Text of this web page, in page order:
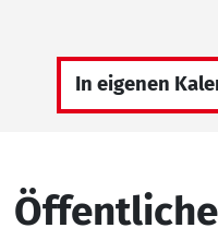
In eigenen